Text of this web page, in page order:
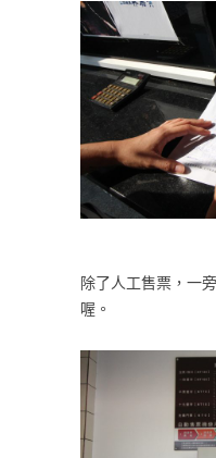
除了人工售票，一
喔。